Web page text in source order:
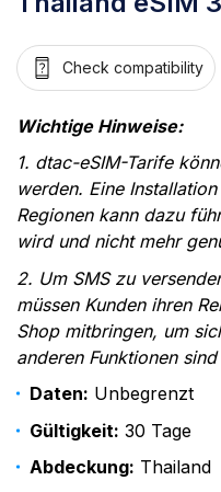
Check compatibility
Wichtige Hinweise:
1. dtac-eSIM-Tarife
werden. Eine
Regionen kann dazu
wird und nicht mehr
2. Um SMS zu
müssen Kunden ihren
Shop mitbringen, um
anderen Funktionen
Daten: Unbegrenzt
Gültigkeit: 30 Tage
Abdeckung: Thailand